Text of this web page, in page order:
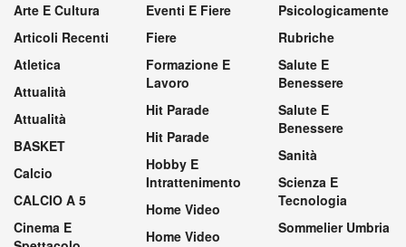
Arte E Cultura
Articoli Recenti
Atletica
Attualità
Attualità
BASKET
Calcio
CALCIO A 5
Cinema E
Eventi E Fiere
Fiere
Formazione E
Lavoro
Hit Parade
Hit Parade
Hobby E
Intrattenimento
Home Video
Home Video
Psicologicamente
Rubriche
Salute E
Benessere
Salute E
Benessere
Sanità
Scienza E
Tecnologia
Sommelier Umbria